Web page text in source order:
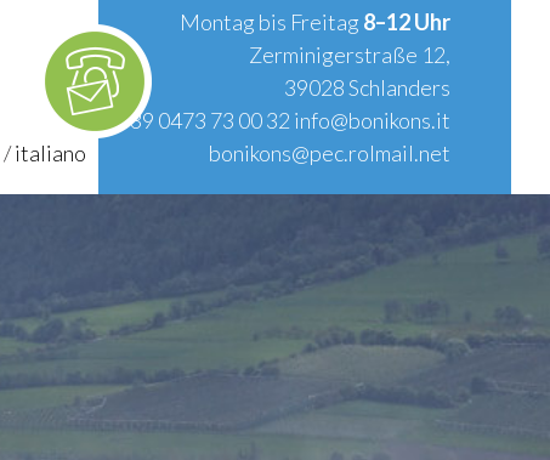
Montag bis Freitag 8–12 Uhr
Zerminigerstraße 12,
39028 Schlanders
T.+39 0473 73 00 32 info@bonikons.it
bonikons@pec.rolmail.net
/italiano